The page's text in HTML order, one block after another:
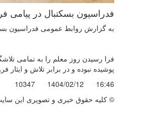
فدراسیون بسکتبال در پیامی
به گزارش روابط عمومی فدراسیون
فرا رسیدن روز معلم را به تمامی
پوشیده نبوده و در برابر تلاش و
16:46
1404/02/12
10347
© کليه حقوق خبری و تصويری اين